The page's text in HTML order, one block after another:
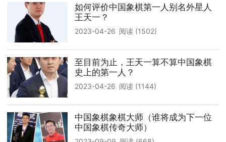
如何评价中国象棋第一人别名外星人
王天一？
2023-04-26 阅读 (1502)
至目前为止，王天一算不算中国象棋
史上的第一人？
2023-04-26 阅读 (1144)
中国象棋象棋大师（谁将成为下一位
中国象棋传奇大师）